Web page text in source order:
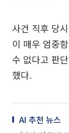
사건 직후 당
이 매우 엄중
수 없다고 판
했다.
AI 추천 뉴스